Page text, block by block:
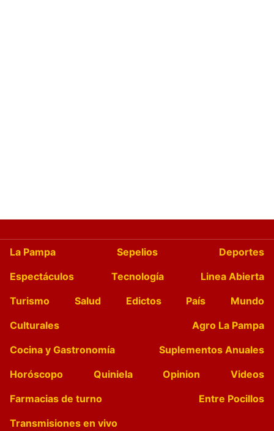
La Pampa Sepelios
Deportes
Espectáculos
Tecnología
Linea Abierta
Turismo
Salud Edictos País
Mundo
Culturales
Agro La Pampa
Cocina y Gastronomía
Suplementos Anuales
Horóscopo
Quiniela Opinion
Videos
Farmacias de turno
Entre Pocillos
Transmisiones en vivo